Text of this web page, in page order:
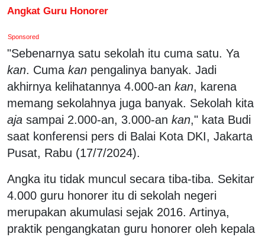
Angkat Guru Honorer
Sponsored
"Sebenarnya satu sekolah itu cuma satu. Ya
kan. Cuma kan pengalinya banyak. Jadi
akhirnya kelihatannya 4.000-an kan, karena
memang sekolahnya juga banyak. Sekolah kita
aja sampai 2.000-an, 3.000-an kan," kata Budi
saat konferensi pers di Balai Kota DKI, Jakarta
Pusat, Rabu (17/7/2024).
Angka itu tidak muncul secara tiba-tiba. Sekitar
4.000 guru honorer itu di sekolah negeri
merupakan akumulasi sejak 2016. Artinya,
praktik pengangkatan guru honorer oleh kepala